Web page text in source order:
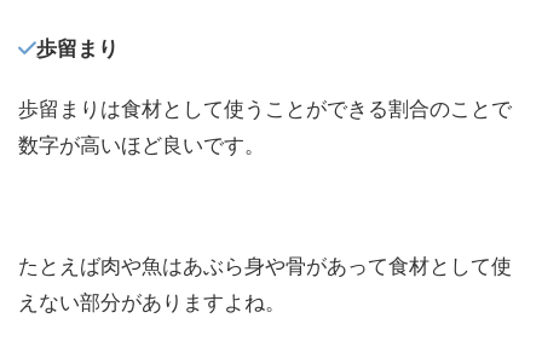
歩留まり
歩留まりは食材として使うことができる割合のことで
数字が高いほど良いです。
たとえば肉や魚はあぶら身や骨があって食材として使
えない部分がありますよね。